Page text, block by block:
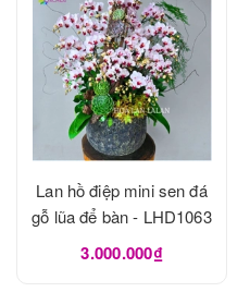
Lan hồ điệp mini sen đá
gỗ lũa để bàn - LHD1063
3.000.000₫